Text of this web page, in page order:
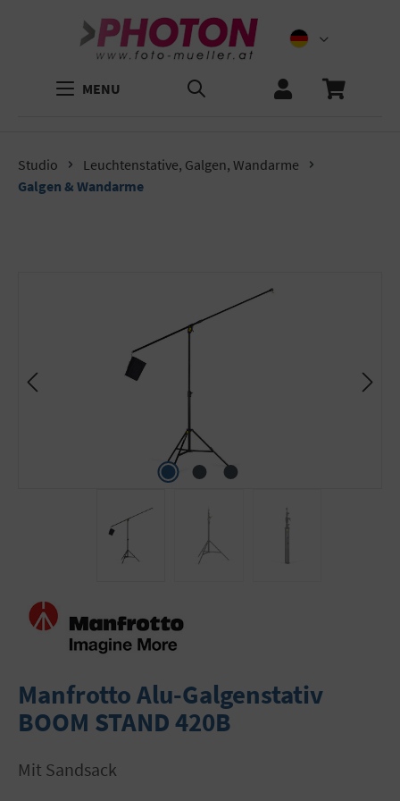
MENU
Studio
Leuchtenstative, Galgen, Wandarme
Galgen & Wandarme
Manfrotto Alu-Galgenstativ
BOOM STAND 420B
mit Sandsack